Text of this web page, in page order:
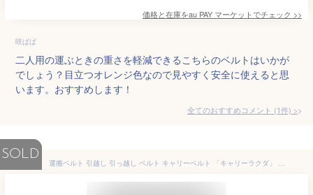
価格と在庫をau PAY マーケットでチェック >>
咲ぱぱ
二人用の運ぶときの重さを軽減できるこちらのベルトはいかが
でしょう？目立つオレンジ色なので見やすく安全に使えると思
います。おすすめします！
全てのおすすめコメント (1件) >
SOLD
運搬ベルト 引越し 引っ越し ベルト キャリーベルト 「キャリーラクダ」 荷物 大型 搬出 丈夫 テレビ 重い 移動 運ぶ ガーデニング 荷物運搬 アームストラップ 運搬ベルト 引っ越しベルト らくちんハコベルト 新生活 パワーリフト らくらくヘルパー バンド 楽々運べる